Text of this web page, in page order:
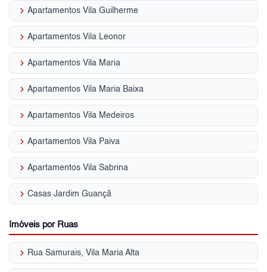
keyboard_arrow_right Apartamentos Vila Guilherme
keyboard_arrow_right Apartamentos Vila Leonor
keyboard_arrow_right Apartamentos Vila Maria
keyboard_arrow_right Apartamentos Vila Maria Baixa
keyboard_arrow_right Apartamentos Vila Medeiros
keyboard_arrow_right Apartamentos Vila Paiva
keyboard_arrow_right Apartamentos Vila Sabrina
keyboard_arrow_right Casas Jardim Guançã
Imóveis por Ruas
keyboard_arrow_right Rua Samurais, Vila Maria Alta